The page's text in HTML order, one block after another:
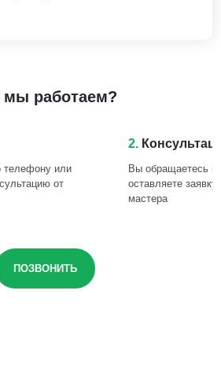
мы работаем?
телефону или
от
2.
Вы обращаетесь
оставляете
мастера
ПОЗВОНИТЬ